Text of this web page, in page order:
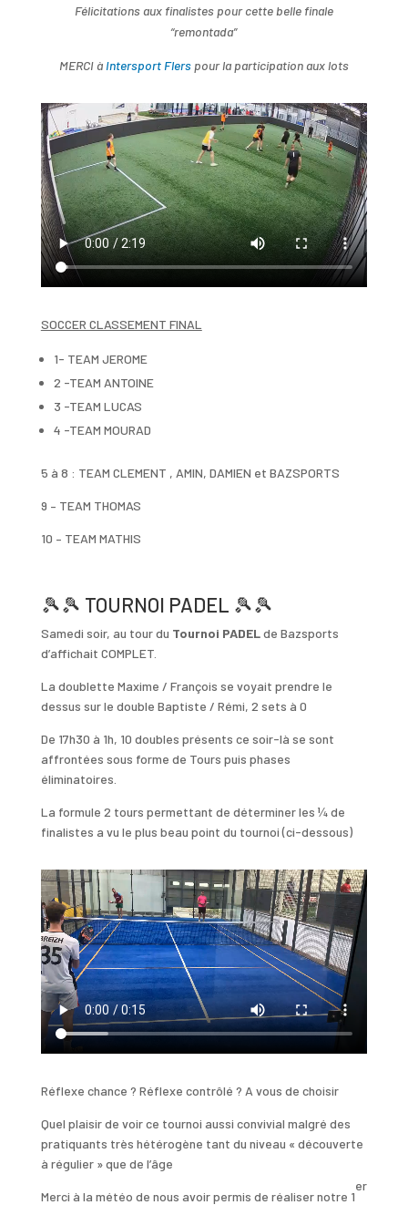
Félicitations aux finalistes pour cette belle finale
“remontada”
MERCI à Intersport Flerspour la participation aux lots
SOCCER CLASSEMENT FINAL
1- TEAM JEROME
2 -TEAM ANTOINE
3 -TEAM LUCAS
4 -TEAM MOURAD
5 à 8 : TEAM CLEMENT , AMIN, DAMIEN et BAZSPORTS
9 – TEAM THOMAS
10 – TEAM MATHIS
🎾🎾 TOURNOI PADEL 🎾🎾
Samedi soir, au tour du Tournoi PADELde Bazsports
d’affichait COMPLET.
La doublette Maxime / François se voyait prendre le
dessus sur le double Baptiste / Rémi, 2 sets à 0
De 17h30 à 1h, 10 doubles présents ce soir-là se sont
affrontées sous forme de Tours puis phases
éliminatoires.
La formule 2 tours permettant de déterminer les ¼ de
finalistes a vu le plus beau point du tournoi (ci-dessous)
Réflexe chance ? Réflexe contrôlé ? A vous de choisir
Quel plaisir de voir ce tournoi aussi convivial malgré des
pratiquants très hétérogène tant du niveau « découverte
à régulier » que de l’âge
Merci à la météo de nous avoir permis de réaliser notre 1
er